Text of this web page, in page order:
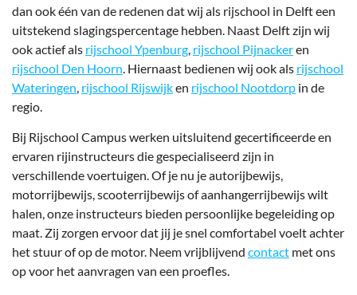
dan ook één van de redenen dat wij als rijschool in Delft een
uitstekend slagingspercentage hebben. Naast Delft zijn wij
ook actief als rijschool Ypenburg rijschool Pijnackeren
rijschool Den Hoorn . Hiernaast bedienen wij ook als rijschool
Wateringen rijschool Rijswijken rijschool Nootdorp in de
regio.
Bij Rijschool Campus werken uitsluitend gecertificeerde en
ervaren rijinstructeurs die gespecialiseerd zijn in
verschillende voertuigen. Of je nu je autorijbewijs,
motorrijbewijs, scooterrijbewijs of aanhangerrijbewijs wilt
halen, onze instructeurs bieden persoonlijke begeleiding op
maat. Zij zorgen ervoor dat jij je snel comfortabel voelt achter
het stuur of op de motor. Neem vrijblijvend contact met ons
op voor het aanvragen van een proefles.